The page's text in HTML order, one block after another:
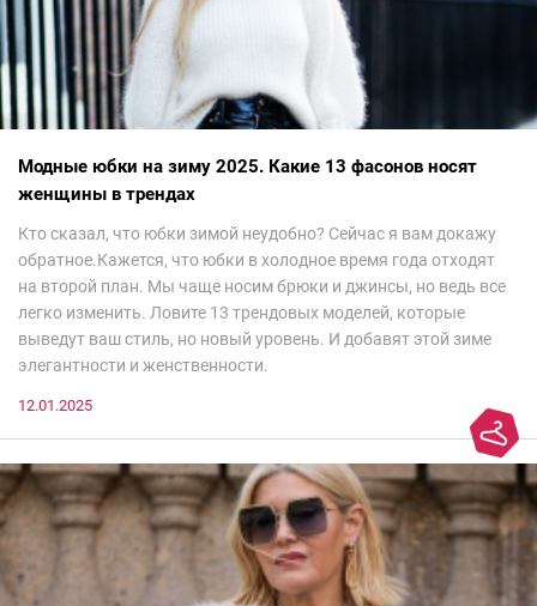
Модные юбки на зиму 2025. Какие 13 фасонов носят
женщины в трендах
Кто сказал, что юбки зимой неудобно? Сейчас я вам докажу
обратное.Кажется, что юбки в холодное время года отходят
на второй план. Мы чаще носим брюки и джинсы, но ведь все
легко изменить. Ловите 13 трендовых моделей, которые
выведут ваш стиль, но новый уровень. И добавят этой зиме
элегантности и женственности.
12.01.2025